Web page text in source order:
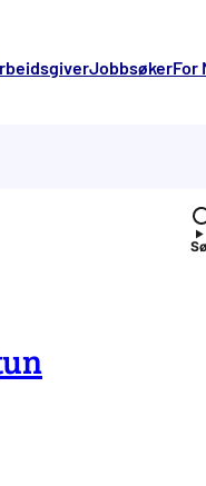
JobbsøkerFor